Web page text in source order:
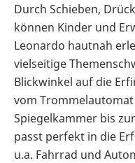
Durch Schieben,
können Kinder und
Leonardo hautnah
vielseitige
Blickwinkel auf die
vom
Spiegelkammer bis
passt perfekt in die
u.a. Fahrrad und